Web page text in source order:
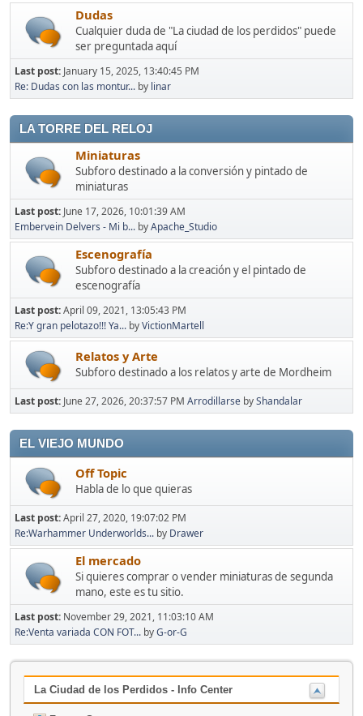
Dudas
Cualquier duda de "La ciudad de los perdidos" puede
ser preguntada aquí
Last post: January 15, 2025, 13:40:45 PM
Re: Dudas con las montur... by linar
LA TORRE DEL RELOJ
Miniaturas
Subforo destinado a la conversión y pintado de
miniaturas
Last post: June 17, 2026, 10:01:39 AM
Embervein Delvers - Mi b... byApache_Studio
Escenografía
Subforo destinado a la creación y el pintado de
escenografía
Last post:April 09, 2021, 13:05:43 PM
Re:Y gran pelotazo!!! Ya... byVictionMartell
Relatos y Arte
Subforo destinado a los relatos y arte de Mordheim
Last post: June 27, 2026, 20:37:57 PM Arrodillarse byShandalar
EL VIEJO MUNDO
Off Topic
Habla de lo que quieras
Last post:April 27, 2020, 19:07:02 PM
Re:Warhammer Underworlds... by Drawer
El mercado
Si quieres comprar o vender miniaturas de segunda
mano, este es tu sitio.
Last post: November 29, 2021, 11:03:10 AM
Re:Venta variada CON FOT... byG-or-G
La Ciudad de los Perdidos - Info Center